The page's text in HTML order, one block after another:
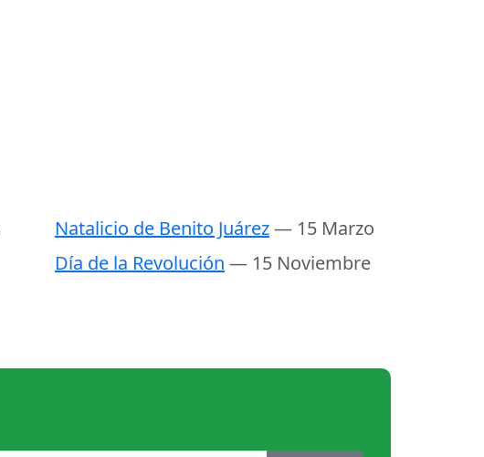
Natalicio de Benito Juárez— 15 Marzo
Día de la Revolución — 15 Noviembre